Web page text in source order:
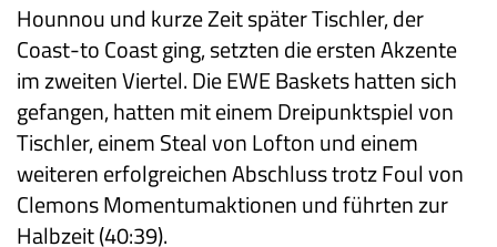
Hounnou und kurze Zeit später Tischler, der
Coast-to Coast ging, setzten die ersten Akzente
im zweiten Viertel. Die EWE Baskets hatten sich
gefangen, hatten mit einem Dreipunktspiel von
Tischler, einem Steal von Lofton und einem
weiteren erfolgreichen Abschluss trotz Foul von
Clemons Momentumaktionen und führten zur
Halbzeit (40:39).